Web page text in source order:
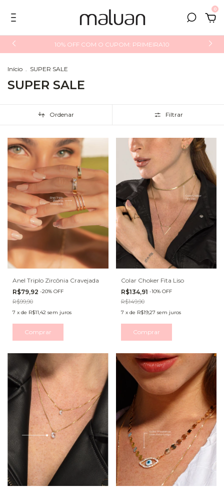
0
10% OFF COM O CUPOM: PRIMEIRA10
Início . SUPER SALE
SUPER SALE
Ordenar Filtrar
Anel Triplo Zircônia Cravejada
R$79,92 -20% OFF
R$99,90
7 x de R$11,42 sem juros
Comprar
Colar Choker Fita Liso
R$134,91 -10% OFF
R$149,90
7 x de R$19,27 sem juros
Comprar